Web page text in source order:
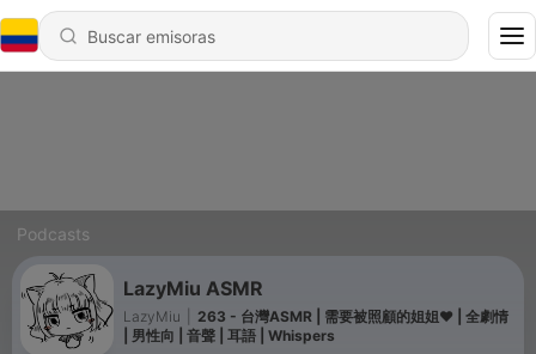
Podcasts
LazyMiu ASMR
LazyMiu
263 - 台灣ASMR | 需要被照顧的姐姐❤️ | 全劇情
| 男性向 | 音聲 | 耳語 | Whispers